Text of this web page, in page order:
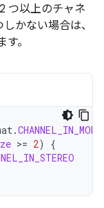
つ以上のチャネ
かない場合は、
。
.CHANNEL_IN_MONO
>= 2)
{